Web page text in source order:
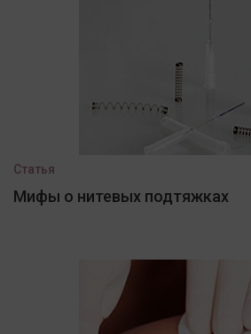
Статья
Мифы о нитевых подтяжках